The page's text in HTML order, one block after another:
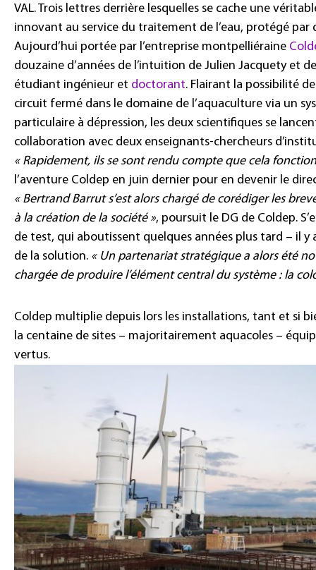
VAL. Trois lettres derrière lesquelles se cache une
innovant au service du traitement de l’eau, protégé par
Aujourd’hui portée par l’entreprise montpelliéraine
douzaine d’années de l’intuition de Julien Jacquety et
étudiant ingénieur et doctorant. Flairant la possibilité
circuit fermé dans le domaine de l’aquaculture via un
particulaire à dépression, les deux scientifiques se
collaboration avec deux enseignants-chercheurs
« Rapidement, ils se sont rendu compte que cela
l’aventure Coldep en juin dernier pour en devenir le
« Bertrand Barrut s’est alors chargé de corédiger les
à la création de la société », poursuit le DG de Coldep.
de test, qui aboutissent quelques années plus tard – il
de la solution. « Un partenariat stratégique a alors été
chargée de produire l’élément central du système : la
Coldep multiplie depuis lors les installations, tant et si
la centaine de sites – majoritairement aquacoles –
vertus.